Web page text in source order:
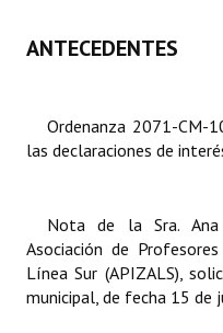
DOCUMENTOS
Proyectos Presentados
Dictámenes Asesoría
ANTECEDENTES
Ordenanza 2071-CM-
las declaraciones de
Nota de la Sra.
Asociación de
Línea Sur (APIZALS),
municipal, de fecha 15 de